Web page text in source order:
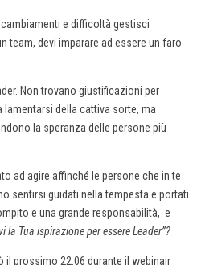
e difficoltà gestisci
team, devi imparare ad essere un faro
Non trovano giustificazioni per
della cattiva sorte, ma
la speranza delle persone più
ad agire affinché le persone che in te
sentirsi guidati nella tempesta e portati
e una grande responsabilità, e
la Tua ispirazione per essere Leader”?
il prossimo 22.06 durante il webinair